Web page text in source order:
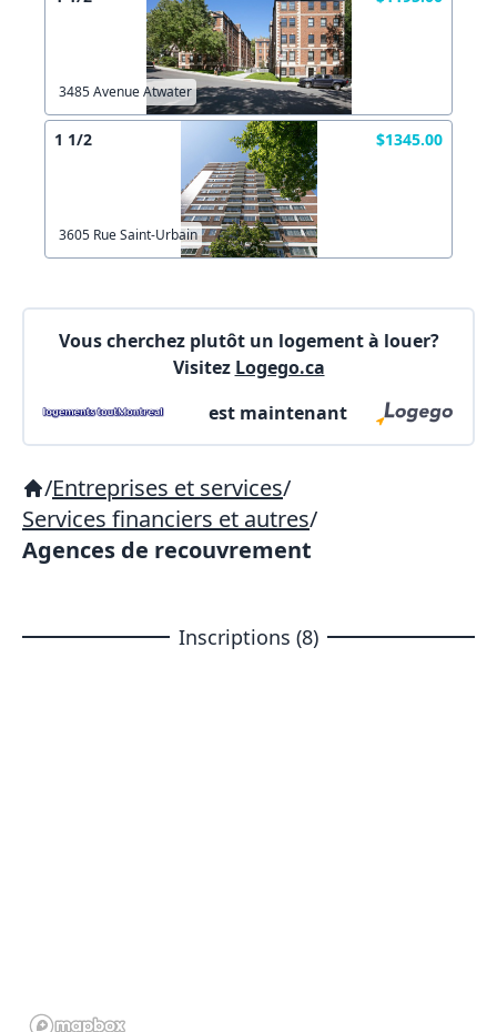
3485 Avenue Atwater
1 1/2 $1345.00
3605 Rue Saint-Urbain
Vous cherchez plutôt un logement à louer?
Visitez Logego.ca
est maintenant
/Entreprises et services/
Services financiers et autres/
Agences de recouvrement
Inscriptions (8)